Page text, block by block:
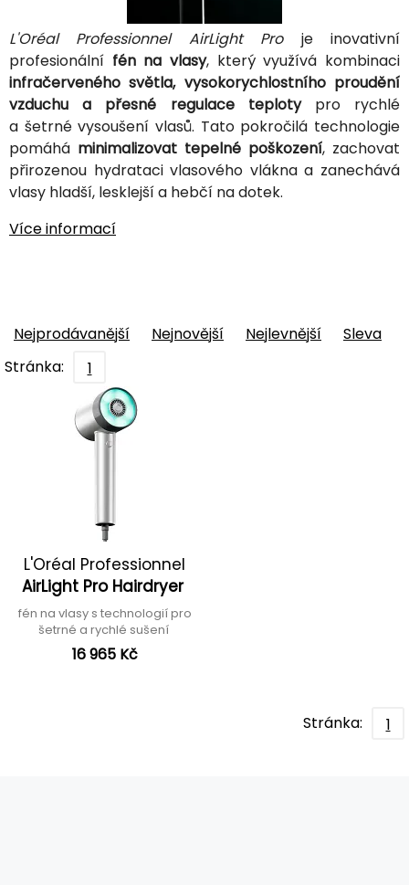
L'Oréal Professionnel AirLight Proje inovativní
profesionální fén na vlasy, který využívá kombinaci
infračerveného světla, vysokorychlostního proudění
vzduchu a přesné regulace teplotypro rychlé
a šetrné vysoušení vlasů. Tato pokročilá technologie
pomáhá minimalizovat tepelné poškození, zachovat
přirozenou hydrataci vlasového vlákna a zanechává
vlasy hladší, lesklejší a hebčí na dotek.
Více informací
Nejprodávanější Nejnovější Nejlevnější
Sleva
Stránka:
1
L'Oréal Professionnel
AirLight Pro Hairdryer
fén na vlasy s technologií pro
šetrné a rychlé sušení
16 965 Kč
Stránka: 1